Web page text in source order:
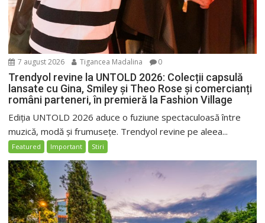
7 august 2026 Tigancea Madalina 0
Trendyol revine la UNTOLD 2026: Colecții capsulă
lansate cu Gina, Smiley și Theo Rose și comercianți
români parteneri, în premieră la Fashion Village
Ediția UNTOLD 2026 aduce o fuziune spectaculoasă între
muzică, modă și frumusețe. Trendyol revine pe aleea...
Featured Important Stiri